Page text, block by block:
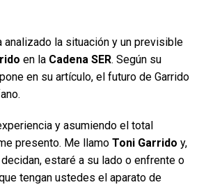
analizado la situación y un previsible
en la Cadena SER. Según su
en su artículo, el futuro de Garrido
y asumiendo el total
presento. Me llamo Toni Garrido y,
estaré a su lado o enfrente o
tengan ustedes el aparato de